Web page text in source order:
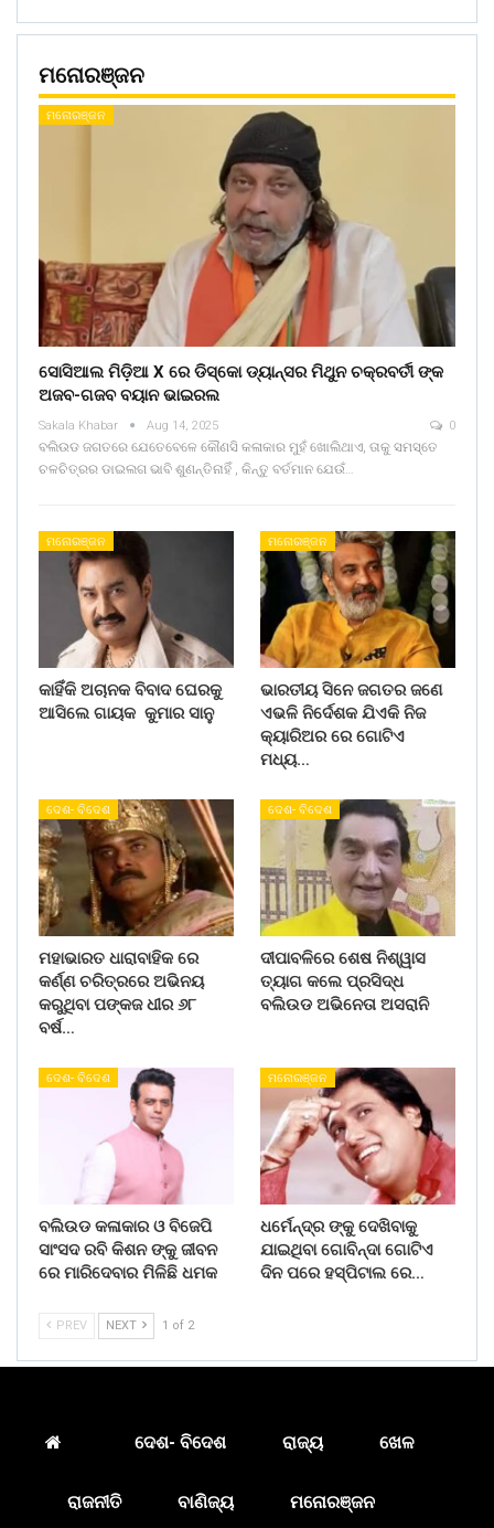
ମନୋରଞ୍ଜନ
ମନୋରଞ୍ଜନ
ସୋସିଆଲ ମିଡ଼ିଆ X ରେ ଡିସ୍କୋ ଡ୍ୟାନ୍ସର ମିଥୁନ ଚକ୍ରବର୍ତୀ ଙ୍କ
ଅଜବ-ଗଜବ ବୟାନ ଭାଇରଲ
Sakala Khabar Aug 14, 2025 0
ବଲିଉଡ ଜଗତରେ ଯେତେବେଳେ କୌଣସି କଳାକାର ମୁହଁ ଖୋଲିଥାଏ, ତାକୁ ସମସ୍ତେ
ଚଳଚିତ୍ରର ଡାଇଲଗ ଭାବି ଶୁଣନ୍ତିନାହିଁ , କିନ୍ତୁ ବର୍ତମାନ ଯେଉଁ…
ମନୋରଞ୍ଜନ
କାହିଁକି ଅଚାନକ ବିବାଦ ଘେରକୁ
ଆସିଲେ ଗାୟକ କୁମାର ସାନୁ
ମନୋରଞ୍ଜନ
ଭାରତୀୟ ସିନେ ଜଗତର ଜଣେ
ଏଭଳି ନିର୍ଦେଶକ ଯିଏକି ନିଜ
କ୍ୟାରିଅର ରେ ଗୋଟିଏ
ମଧ୍ୟ…
ଦେଶ- ବିଦେଶ
ମହାଭାରତ ଧାରାବାହିକ ରେ
କର୍ଣ୍ଣ ଚରିତ୍ରରେ ଅଭିନୟ
କରୁଥିବା ପଙ୍କଜ ଧୀର ୬୮
ବର୍ଷ…
ଦେଶ- ବିଦେଶ
ଦୀପାବଳିରେ ଶେଷ ନିଶ୍ୱାସ
ତ୍ୟାଗ କଲେ ପ୍ରସିଦ୍ଧ
ବଲିଉଡ ଅଭିନେତା ଅସରାନି
ଦେଶ- ବିଦେଶ
ବଲିଉଡ କଳାକାର ଓ ବିଜେପି
ସାଂସଦ ରବି କିଶନ ଙ୍କୁ ଜୀବନ
ରେ ମାରିଦେବାର ମିଳିଛି ଧମକ
ମନୋରଞ୍ଜନ
ଧର୍ମେନ୍ଦ୍ର ଙ୍କୁ ଦେଖିବାକୁ
ଯାଇଥିବା ଗୋବିନ୍ଦା ଗୋଟିଏ
ଦିନ ପରେ ହସ୍ପିଟାଲ ରେ…
PREV NEXT 1 of 2
ଦେଶ- ବିଦେଶ ରାଜ୍ୟ ଖେଳ
ରାଜନୀତି ବାଣିଜ୍ୟ ମନୋରଞ୍ଜନ